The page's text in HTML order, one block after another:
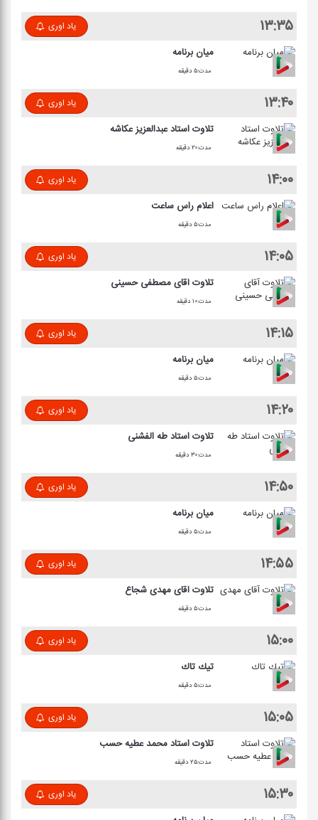
۱۳:۳۵ یاد اوری
میان برنامه
مدت:۵ دقیقه
۱۳:۴۰ یاد اوری
تلاوت استاد عبدالعزیز عكاشه
مدت:۲۰ دقیقه
۱۴:۰۰ یاد اوری
اعلام راس ساعت
مدت:۵ دقیقه
۱۴:۰۵ یاد اوری
تلاوت آقای مصطفی حسینی
مدت:۱۰ دقیقه
۱۴:۱۵ یاد اوری
میان برنامه
مدت:۵ دقیقه
۱۴:۲۰ یاد اوری
تلاوت استاد طه الفشنی
مدت:۳۰ دقیقه
۱۴:۵۰ یاد اوری
میان برنامه
مدت:۵ دقیقه
۱۴:۵۵ یاد اوری
تلاوت آقای مهدی شجاع
مدت:۵ دقیقه
۱۵:۰۰ یاد اوری
تیك تاك
مدت:۵ دقیقه
۱۵:۰۵ یاد اوری
تلاوت استاد محمد عطیه حسب
مدت:۲۵ دقیقه
۱۵:۳۰ یاد اوری